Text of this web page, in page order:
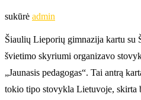
sukūrė admin
Šiaulių Lieporių gimnazija kartu su
švietimo skyriumi organizavo
„Jaunasis pedagogas“. Tai antrą
tokio tipo stovykla Lietuvoje, skirta